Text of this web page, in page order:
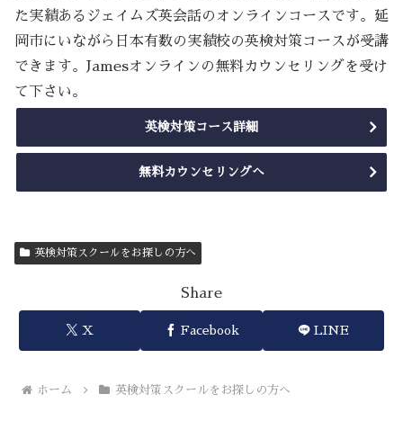
た実績あるジェイムズ英会話のオンラインコースです。延
岡市にいながら日本有数の実績校の英検対策コースが受講
できます。Jamesオンラインの無料カウンセリングを受け
て下さい。
英検対策コース詳細
無料カウンセリングへ
英検対策スクールをお探しの方へ
Share
X Facebook LINE
ホーム 英検対策スクールをお探しの方へ